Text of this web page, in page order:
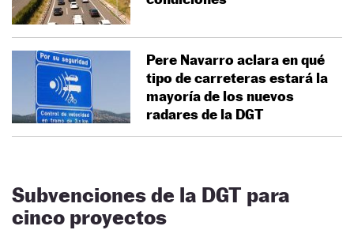
Pere Navarro aclara en qué
tipo de carreteras estará la
mayoría de los nuevos
radares de la DGT
Subvenciones de la DGT para
cinco proyectos